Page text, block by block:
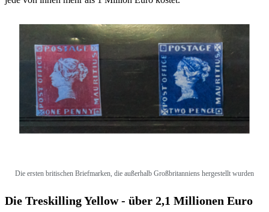
Die ersten britischen Briefmarken, die außerhalb Großbritanniens hergestellt wurden
Die Treskilling Yellow - über 2,1 Millionen Euro